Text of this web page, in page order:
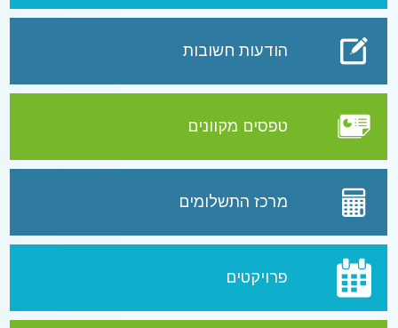
הודעות חשובות
טפסים מקוונים
מרכז התשלומים
פרויקטים